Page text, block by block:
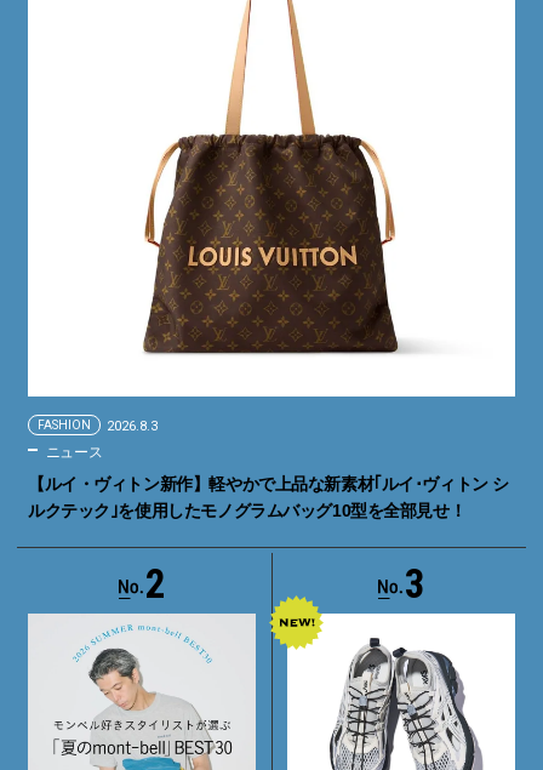
FASHION 2026.8.3
ニュース
【ルイ・ヴィトン新作】軽やかで上品な新素材｢ルイ･ヴィトン シ
ルクテック｣を使用したモノグラムバッグ10型を全部見せ！
2 3